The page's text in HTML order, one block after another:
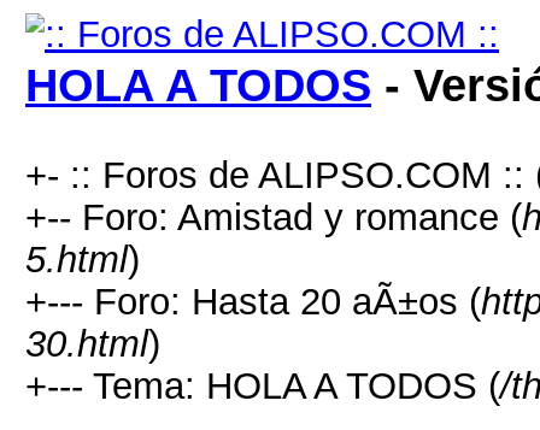
HOLA A TODOS -
+- :: Foros de ALIPSO.COM ::
+-- Foro: Amistad y romance (
5.html)
+--- Foro: Hasta 20 aÃ±os (
30.html)
+--- Tema: HOLA A TODOS (/